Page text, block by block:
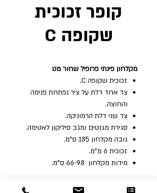
קופר זכוכית
שקופה C
מקלחון פינתי פרופיל שחור מט
זכוכית שקופה C.
צד אחד דלת על ציר נפתחת פנימה
והחוצה.
צד שני דלת הרמוניקה.
סגירת מגנטים ומגב סיליקון לאטימה.
גובה‭ ‬מקלחון ‬185 ‬ס"מ‭. ‬
זכוכית‭ ‬6‭ ‬מ"מ‭. ‬
מידות ‬מקלחון ‭ 66-98 ‬ס"מ‭. ‬